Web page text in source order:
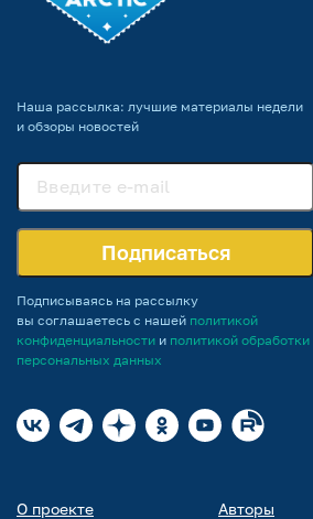
Наша рассылка: лучшие материалы недели
и обзоры новостей
Подписаться
Подписываясь на рассылку
вы соглашаетесь с нашей политикой
конфиденциальности и политикой обработки
персональных данных
О проекте Авторы